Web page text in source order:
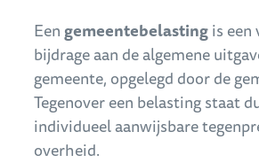
Een gemeentebelastingis
bijdrage aan de algemene
gemeente, opgelegd door de
Tegenover een belasting staat
individueel aanwijsbare
overheid.